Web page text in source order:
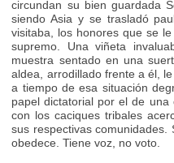
circundan su bien guardada
siendo Asia y se trasladó
visitaba, los honores que se
supremo. Una viñeta
muestra sentado en una
aldea, arrodillado frente a él,
a tiempo de esa situación
papel dictatorial por el de una
con los caciques tribales
sus respectivas
obedece. Tiene voz, no voto.